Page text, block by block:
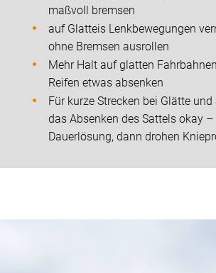
maßvoll bremsen
auf Glatteis Lenkbewegungen
ohne Bremsen ausrollen
Mehr Halt auf glatten
Reifen etwas absenken
Für kurze Strecken bei Glätte und
das Absenken des Sattels okay –
Dauerlösung, dann drohen